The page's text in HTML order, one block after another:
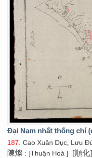
Đại Nam nhất thống chí
187 . Cao Xuân Dục, Lưu
陳燦 : [Thuận Hoá ] [順化]